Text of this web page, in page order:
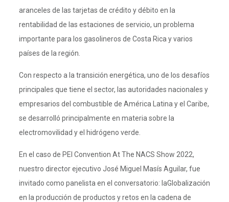
aranceles de las tarjetas de crédito y débito en la
rentabilidad de las estaciones de servicio, un problema
importante para los gasolineros de Costa Rica y varios
países de la región.
Con respecto a la transición energética, uno de los desafíos
principales que tiene el sector, las autoridades nacionales y
empresarios del combustible de América Latina y el Caribe,
se desarrolló principalmente en materia sobre la
electromovilidad y el hidrógeno verde.
En el caso de PEI Convention At The NACS Show 2022,
nuestro director ejecutivo José Miguel Masís Aguilar, fue
invitado como panelista en el conversatorio: laGlobalización
en la producción de productos y retos en la cadena de